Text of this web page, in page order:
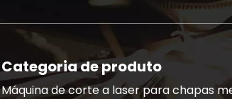
Categoria de produto
Máquina de corte a laser para chapas